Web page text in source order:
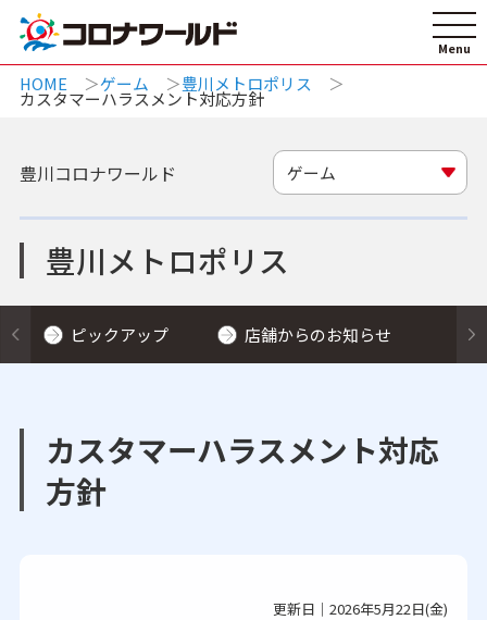
HOME ゲーム 豊川メトロポリス
カスタマーハラスメント対応方針
豊川メトロポリス
豊川コロナワールド ゲーム
ピックアップ 店舗からのお知らせ
カスタマーハラスメント対応
方針
更新日｜2026年5月22日(金)